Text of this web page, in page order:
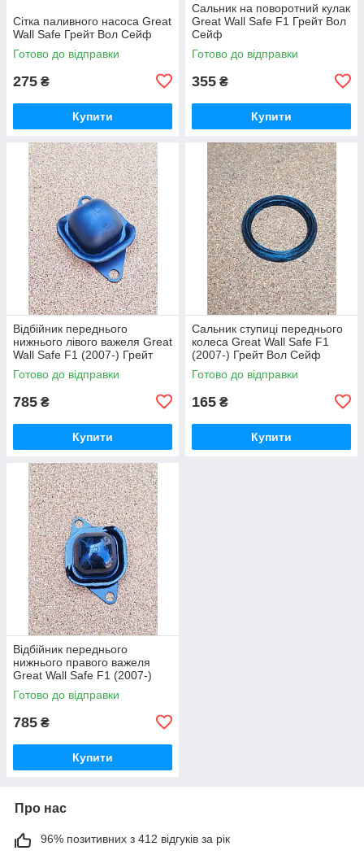
Сітка паливного насоса Great
Wall Safe Грейт Вол Сейф
Готово до відправки
275 ₴
Купити
Сальник на поворотний кулак
Great Wall Safe F1 Грейт Вол
Сейф
Готово до відправки
355 ₴
Купити
Відбійник переднього
нижнього лівого важеля Great
Wall Safe F1 (2007-) Грейт
Вол Сейф
Готово до відправки
785 ₴
Купити
Сальник ступиці переднього
колеса Great Wall Safe F1
(2007-) Грейт Вол Сейф
Готово до відправки
165 ₴
Купити
Відбійник переднього
нижнього правого важеля
Great Wall Safe F1 (2007-)
Грейт Вол Сейф
Готово до відправки
785 ₴
Купити
Про нас
96% позитивних з 412 відгуків за рік